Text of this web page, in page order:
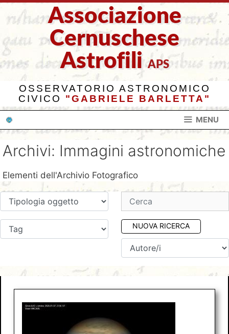
Vai
Associazione
Cernuschese
Astrofili APS
OSSERVATORIO ASTRONOMICO
CIVICO "GABRIELE BARLETTA"
MENU
Archivi: Immagini astronomiche
Elementi dell'Archivio Fotografico
NUOVA RICERCA